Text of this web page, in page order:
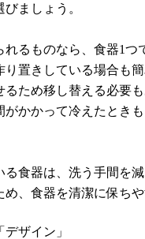
ましょう。
れるものなら、食器1つ
り置きしている場合も簡
るため移し替える必要
がかかって冷えたとき
る食器は、洗う手間を
め、食器を清潔に保ち
ザイン」